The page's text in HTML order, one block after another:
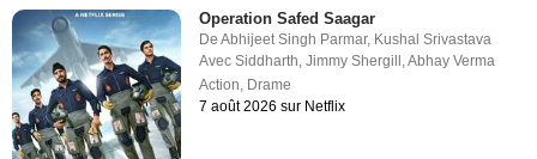
Operation Safed Saagar
DeAbhijeet Singh Parmar, Kushal Srivastava
AvecSiddharth ,Jimmy Shergill ,Abhay Verma
Action Drame
7 août 2026 sur Netflix